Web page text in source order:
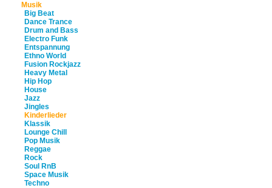
Musik
Big Beat
Dance Trance
Drum and Bass
Electro Funk
Entspannung
Ethno World
Fusion Rockjazz
Heavy Metal
Hip Hop
House
Jazz
Jingles
Kinderlieder
Klassik
Lounge Chill
Pop Musik
Reggae
Rock
Soul RnB
Space Musik
Techno